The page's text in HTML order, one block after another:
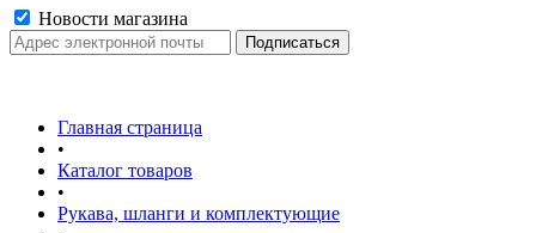
Новости магазина
Главная страница
•
Каталог товаров
•
Рукава, шланги и комплектующие